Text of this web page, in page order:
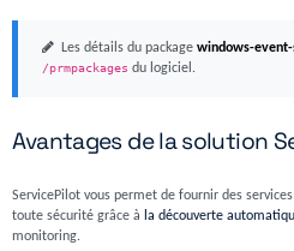
Les détails du package windows-event-
/prmpackages du logiciel.
Avantages de la solution
ServicePilot vous permet de fournir des
toute sécurité grâce à la découverte
monitoring.